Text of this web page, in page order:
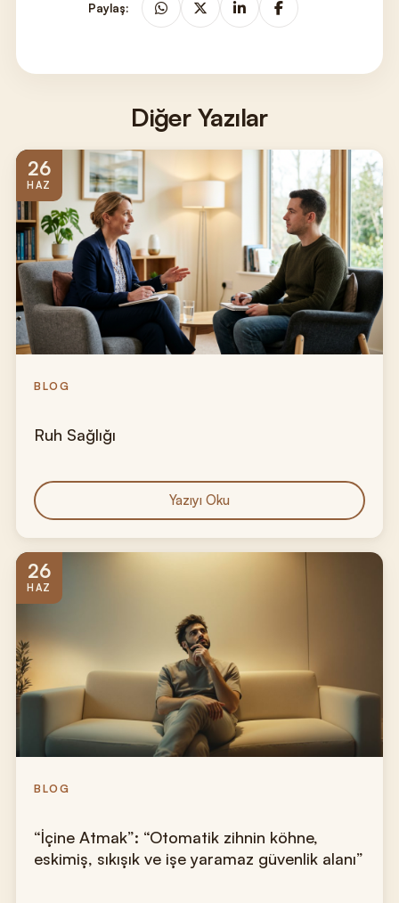
Paylaş:
Diğer Yazılar
26
HAZ
BLOG
Ruh Sağlığı
Yazıyı Oku
26
HAZ
BLOG
“İçine Atmak”: “Otomatik zihnin köhne,
eskimiş, sıkışık ve işe yaramaz güvenlik alanı”